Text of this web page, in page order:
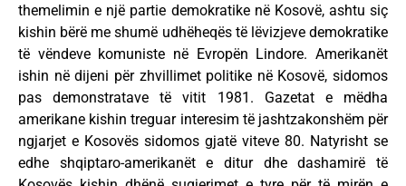
themelimin e një partie demokratike në Kosovë, ashtu siç
kishin bërë me shumë udhëheqës të lëvizjeve demokratike
të vëndeve komuniste në Evropën Lindore. Amerikanët
ishin në dijeni për zhvillimet politike në Kosovë, sidomos
pas demonstratave të vitit 1981. Gazetat e mëdha
amerikane kishin treguar interesim të jashtzakonshëm për
ngjarjet e Kosovës sidomos gjatë viteve 80. Natyrisht se
edhe shqiptaro-amerikanët e ditur dhe dashamirë të